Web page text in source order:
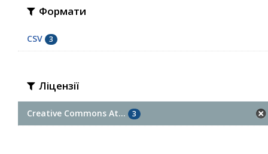
Формати
CSV 3
Ліцензії
Creative Commons At... 3